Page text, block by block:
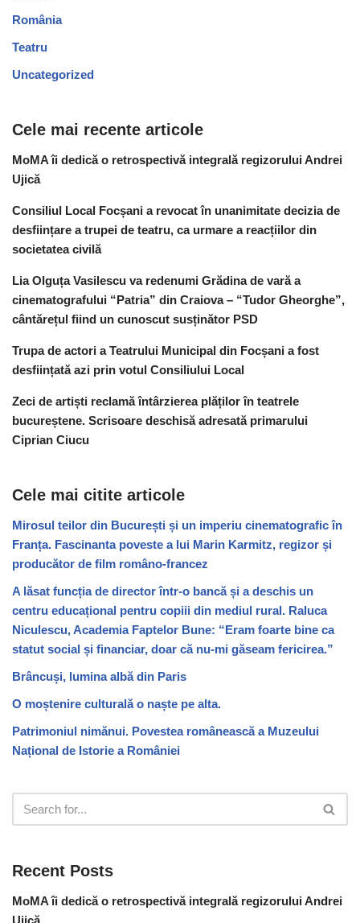
România
Teatru
Uncategorized
Cele mai recente articole
MoMA îi dedică o retrospectivă integrală regizorului Andrei
Ujică
Consiliul Local Focșani a revocat în unanimitate decizia de
desființare a trupei de teatru, ca urmare a reacțiilor din
societatea civilă
Lia Olguța Vasilescu va redenumi Grădina de vară a
cinematografului “Patria” din Craiova – “Tudor Gheorghe”,
cântărețul fiind un cunoscut susținător PSD
Trupa de actori a Teatrului Municipal din Focșani a fost
desființată azi prin votul Consiliului Local
Zeci de artiști reclamă întârzierea plăților în teatrele
bucureștene. Scrisoare deschisă adresată primarului
Ciprian Ciucu
Cele mai citite articole
Mirosul teilor din București și un imperiu cinematografic în
Franța. Fascinanta poveste a lui Marin Karmitz, regizor și
producător de film româno-francez
A lăsat funcția de director într-o bancă și a deschis un
centru educațional pentru copiii din mediul rural. Raluca
Niculescu, Academia Faptelor Bune: “Eram foarte bine ca
statut social și financiar, doar că nu-mi găseam fericirea.”
Brâncuși, lumina albă din Paris
O moștenire culturală o naște pe alta.
Patrimoniul nimănui. Povestea românească a Muzeului
Național de Istorie a României
Recent Posts
MoMA îi dedică o retrospectivă integrală regizorului Andrei
Ujică